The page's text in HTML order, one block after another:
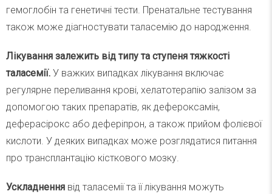
гемоглобін та генетичні тести. Пренатальне тестування
також може діагностувати таласемію до народження.
Лікування залежить від типу та ступеня тяжкості
таласемії. У важких випадках лікування включає
регулярне переливання крові, хелатотерапію залізом за
допомогою таких препаратів, як дефероксамін,
деферасірокс або деферіпрон, а також прийом фолієвої
кислоти. У деяких випадках може розглядатися питання
про трансплантацію кісткового мозку.
Ускладнення від таласемії та її лікування можуть